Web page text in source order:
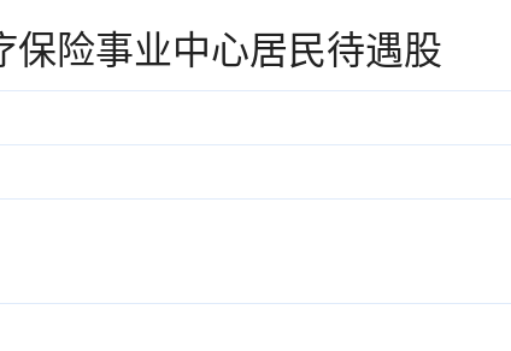
保险事业中心居民待遇股